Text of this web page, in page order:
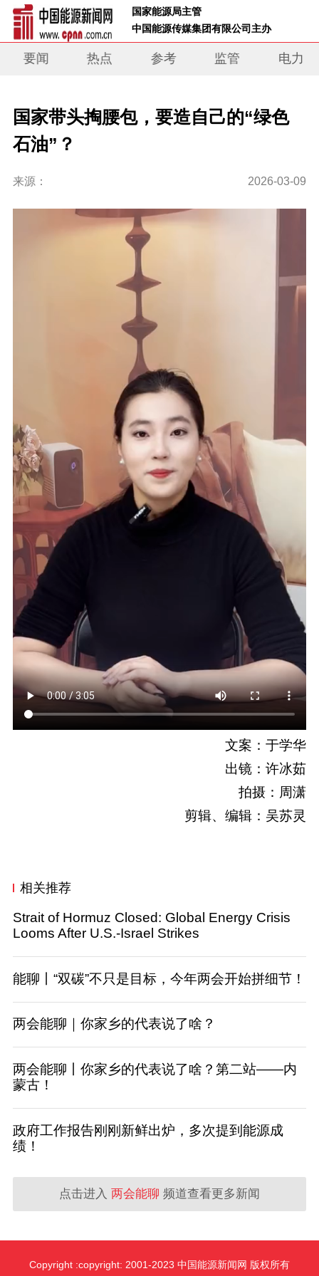
国家能源局主管
中国能源传媒集团有限公司主办
要闻 热点 参考 监管 电力
国家带头掏腰包，要造自己的“绿色
石油”？
来源： 2026-03-09
文案：于学华
出镜：许冰茹
拍摄：周潇
剪辑、编辑：吴苏灵
相关推荐
Strait of Hormuz Closed: Global Energy Crisis
Looms After U.S.-Israel Strikes
能聊丨“双碳”不只是目标，今年两会开始拼细节！
两会能聊｜你家乡的代表说了啥？
两会能聊丨你家乡的代表说了啥？第二站——内
蒙古！
政府工作报告刚刚新鲜出炉，多次提到能源成
绩！
点击进入 两会能聊 频道查看更多新闻
Copyright :copyright: 2001-2023 中国能源新闻网 版权所有